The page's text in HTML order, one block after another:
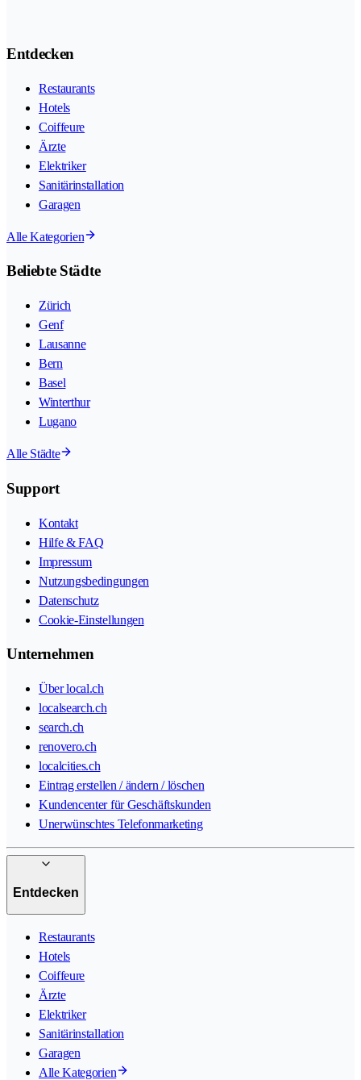
Entdecken
Restaurants
Hotels
Coiffeure
Ärzte
Elektriker
Sanitärinstallation
Garagen
Alle Kategorien
Beliebte Städte
Zürich
Genf
Lausanne
Bern
Basel
Winterthur
Lugano
Alle Städte
Support
Kontakt
Hilfe & FAQ
Impressum
Nutzungsbedingungen
Datenschutz
Cookie-Einstellungen
Unternehmen
Über local.ch
localsearch.ch
search.ch
renovero.ch
localcities.ch
Eintrag erstellen / ändern / löschen
Kundencenter für Geschäftskunden
Unerwünschtes Telefonmarketing
Entdecken
Restaurants
Hotels
Coiffeure
Ärzte
Elektriker
Sanitärinstallation
Garagen
Alle Kategorien